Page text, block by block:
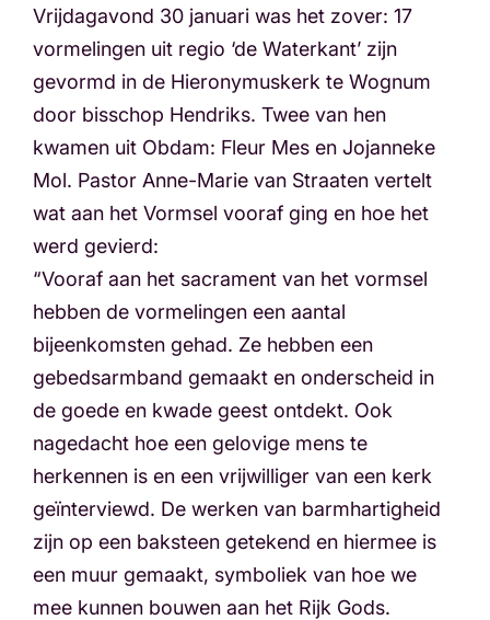
Vrijdagavond 30 januari was het zover: 17
vormelingen uit regio ‘de Waterkant’ zijn
gevormd in de Hieronymuskerk te Wognum
door bisschop Hendriks. Twee van hen
kwamen uit Obdam: Fleur Mes en Jojanneke
Mol. Pastor Anne-Marie van Straaten vertelt
wat aan het Vormsel vooraf ging en hoe het
werd gevierd:
“Vooraf aan het sacrament van het vormsel
hebben de vormelingen een aantal
bijeenkomsten gehad. Ze hebben een
gebedsarmband gemaakt en onderscheid in
de goede en kwade geest ontdekt. Ook
nagedacht hoe een gelovige mens te
herkennen is en een vrijwilliger van een kerk
geïnterviewd. De werken van barmhartigheid
zijn op een baksteen getekend en hiermee is
een muur gemaakt, symboliek van hoe we
mee kunnen bouwen aan het Rijk Gods.